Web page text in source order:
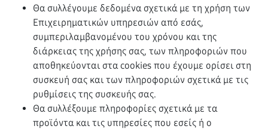
Θα συλλέγουμε δεδομένα σχετικά με τη χρήση των
Επιχειρηματικών υπηρεσιών από εσάς,
συμπεριλαμβανομένου του χρόνου και της
διάρκειας της χρήσης σας, των πληροφοριών που
αποθηκεύονται στα cookies που έχουμε ορίσει στη
συσκευή σας και των πληροφοριών σχετικά με τις
ρυθμίσεις της συσκευής σας.
Θα συλλέξουμε πληροφορίες σχετικά με τα
προϊόντα και τις υπηρεσίες που εσείς ή ο